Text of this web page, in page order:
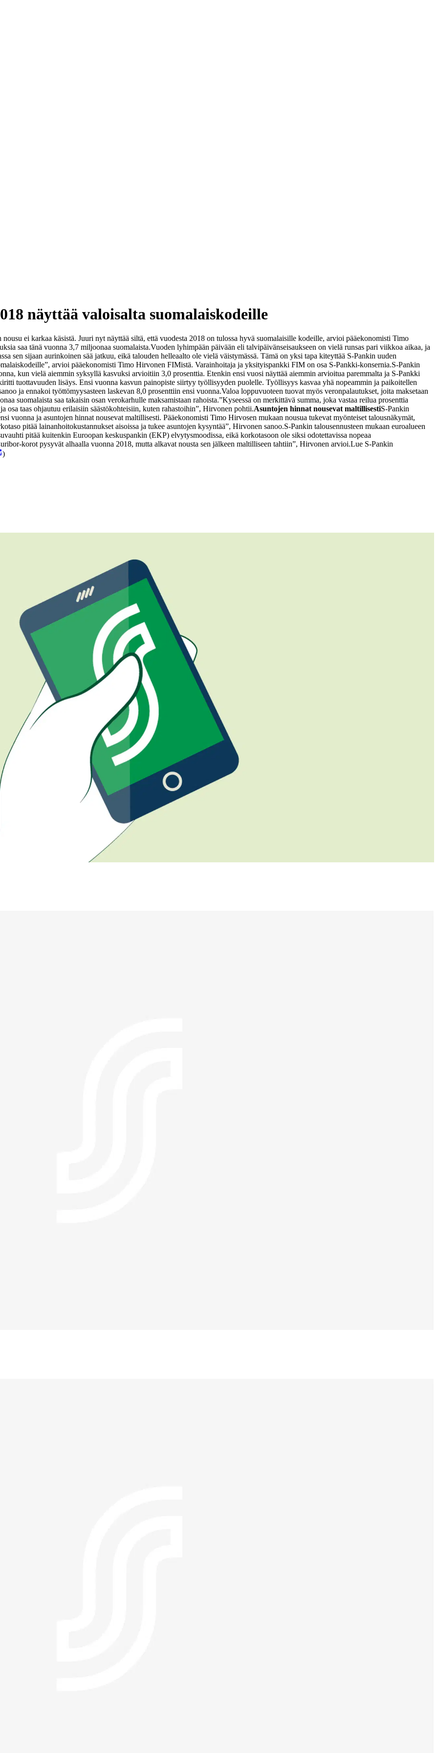
näyttää valoisalta suomalaiskodeille
ei karkaa käsistä. Juuri nyt näyttää siltä, että vuodesta 2018 on tulossa hyvä suomalaisille kodeille, arvioi pääekonomisti Timo
saa tänä vuonna 3,7 miljoonaa suomalaista.Vuoden lyhimpään päivään eli talvipäivänseisaukseen on vielä runsas pari viikkoa aikaa, ja
sen sijaan aurinkoinen sää jatkuu, eikä talouden helleaalto ole vielä väistymässä. Tämä on yksi tapa kiteyttää S-Pankin uuden
arvioi pääekonomisti Timo Hirvonen FIMistä. Varainhoitaja ja yksityispankki FIM on osa S-Pankki-konsernia.S-Pankin
kun vielä aiemmin syksyllä kasvuksi arvioitiin 3,0 prosenttia. Etenkin ensi vuosi näyttää aiemmin arvioitua paremmalta ja S-Pankki
tuottavuuden lisäys. Ensi vuonna kasvun painopiste siirtyy työllisyyden puolelle. Työllisyys kasvaa yhä nopeammin ja paikoitellen
ja ennakoi työttömyysasteen laskevan 8,0 prosenttiin ensi vuonna.Valoa loppuvuoteen tuovat myös veronpalautukset, joita maksetaan
suomalaista saa takaisin osan verokarhulle maksamistaan rahoista.”Kyseessä on merkittävä summa, joka vastaa reilua prosenttia
osa taas ohjautuu erilaisiin säästökohteisiin, kuten rahastoihin”, Hirvonen pohtii.Asuntojen hinnat nousevat maltillisestiS-Pankin
vuonna ja asuntojen hinnat nousevat maltillisesti. Pääekonomisti Timo Hirvosen mukaan nousua tukevat myönteiset talousnäkymät,
pitää lainanhoitokustannukset aisoissa ja tukee asuntojen kysyntää”, Hirvonen sanoo.S-Pankin talousennusteen mukaan euroalueen
pitää kuitenkin Euroopan keskuspankin (EKP) elvytysmoodissa, eikä korkotasoon ole siksi odotettavissa nopeaa
korot pysyvät alhaalla vuonna 2018, mutta alkavat nousta sen jälkeen maltilliseen tahtiin”, Hirvonen arvioi.Lue S-Pankin
)